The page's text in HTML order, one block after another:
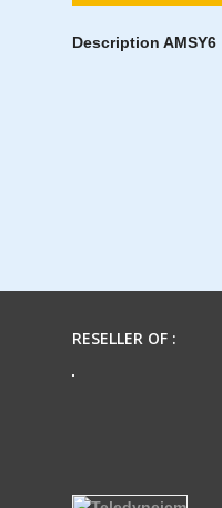
Description AMSY6
RESELLER OF :